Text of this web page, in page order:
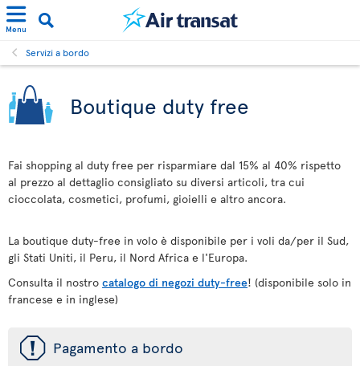
Menu
Servizi a bordo
Boutique duty free
Fai shopping al duty free per risparmiare dal 15% al 40% rispetto
al prezzo al dettaglio consigliato su diversi articoli, tra cui
cioccolata, cosmetici, profumi, gioielli e altro ancora.
La boutique duty-free in volo è disponibile per i voli da/per il Sud,
gli Stati Uniti, il Peru, il Nord Africa e l'Europa.
Consulta il nostro catalogo di negozi duty-free! (disponibile solo in
francese e in inglese)
ü Pagamento a bordo